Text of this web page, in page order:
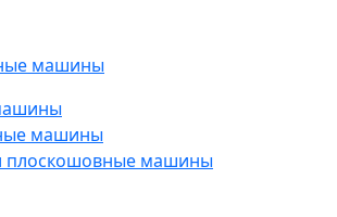
машины
машины
плоскошовные машины